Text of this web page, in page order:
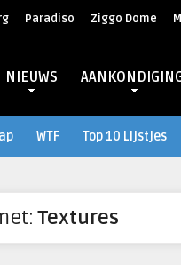
Paradiso Ziggo Dome
NIEUWS
WTF Top 10 Lijstjes
Textures